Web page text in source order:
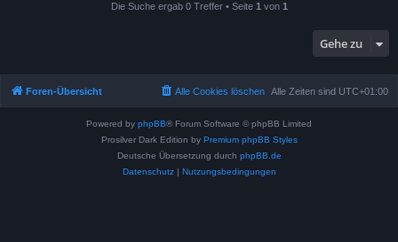
Die Suche ergab 0 Treffer • Seite 1 von 1
Gehe zu
Foren-Übersicht Alle Zeiten sind UTC+01:00
Alle Cookies löschen
Powered by phpBB® Forum Software © phpBB Limited
Prosilver Dark Edition by Premium phpBB Styles
Deutsche Übersetzung durch phpBB.de
Datenschutz| Nutzungsbedingungen